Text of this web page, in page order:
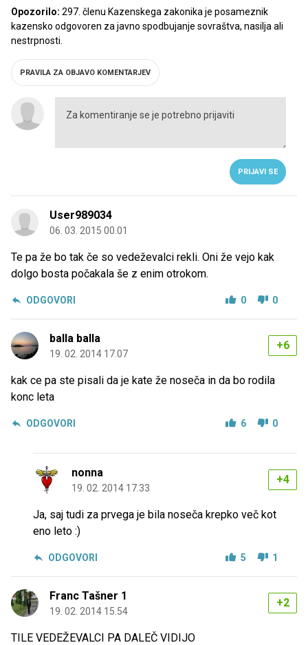
Opozorilo: 297. členu Kazenskega zakonika je posameznik
kazensko odgovoren za javno spodbujanje sovraštva, nasilja ali
nestrpnosti.
PRAVILA ZA OBJAVO KOMENTARJEV
PRIJAVI SE
User989034
06. 03. 2015 00.01
Te pa že bo tak če so vedeževalci rekli. Oni že vejo kak
dolgo bosta počakala še z enim otrokom.
ODGOVORI 0 0
balla balla
19. 02. 2014 17.07
+6
kak ce pa ste pisali da je kate že noseča in da bo rodila
konc leta
ODGOVORI 6 0
nonna
19. 02. 2014 17.33
+4
Ja, saj tudi za prvega je bila noseča krepko več kot
eno leto :)
ODGOVORI 5 1
Franc Tašner 1
19. 02. 2014 15.54
+2
TILE VEDEŽEVALCI PA DALEČ VIDIJO